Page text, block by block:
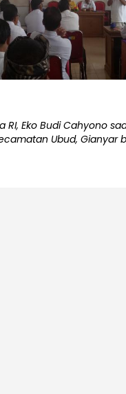
RI, Eko Budi Cahyono
Ubud, Gianyar